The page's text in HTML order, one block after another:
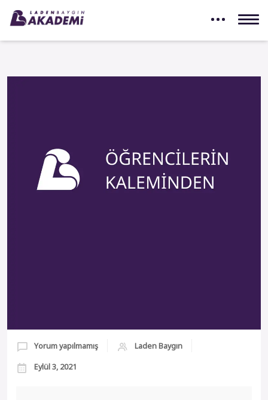
Yorum yapılmamış Laden Baygın
Eylül 3, 2021